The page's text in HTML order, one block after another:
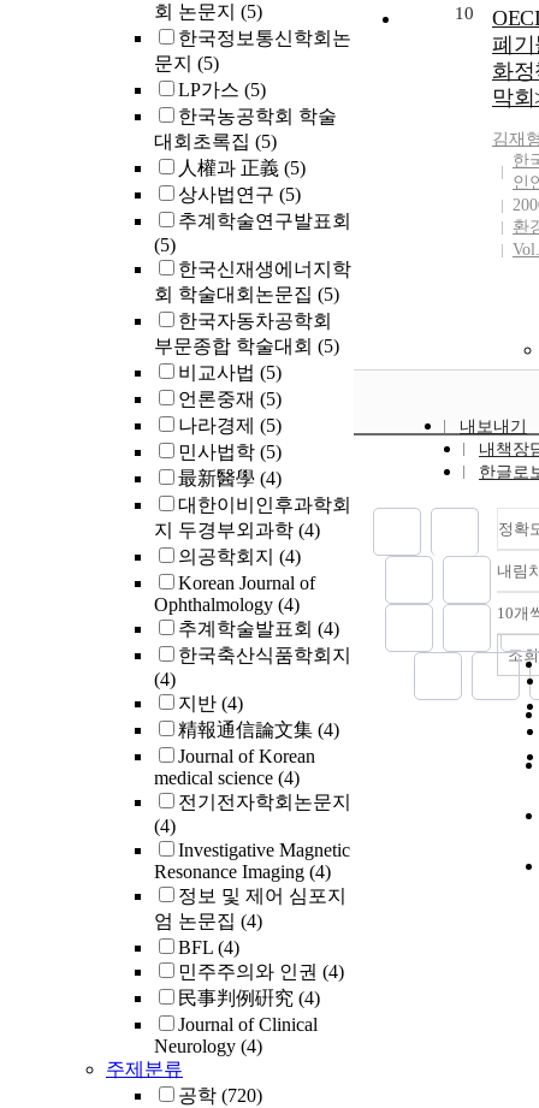
회 논문지 (5)
한국정보통신학회논
문지 (5)
LP가스 (5)
한국농공학회 학술
대회초록집 (5)
人權과 正義 (5)
상사법연구 (5)
추계학술연구발표회
(5)
한국신재생에너지학
회 학술대회논문집 (5)
한국자동차공학회
부문종합 학술대회 (5)
비교사법 (5)
언론중재 (5)
나라경제 (5)
민사법학 (5)
最新醫學 (4)
대한이비인후과학회
지 두경부외과학 (4)
의공학회지 (4)
Korean Journal of
Ophthalmology (4)
추계학술발표회 (4)
한국축산식품학회지
(4)
지반 (4)
精報通信論文集 (4)
Journal of Korean
medical science (4)
전기전자학회논문지
(4)
Investigative Magnetic
Resonance Imaging (4)
정보 및 제어 심포지
엄 논문집 (4)
BFL (4)
민주주의와 인권 (4)
民事判例硏究 (4)
Journal of Clinical
Neurology (4)
주제분류
공학 (720)
10
폐기
화
막회
김재
한
인
환
내보내기
내책장
한글로
정확
내림
10개
조회